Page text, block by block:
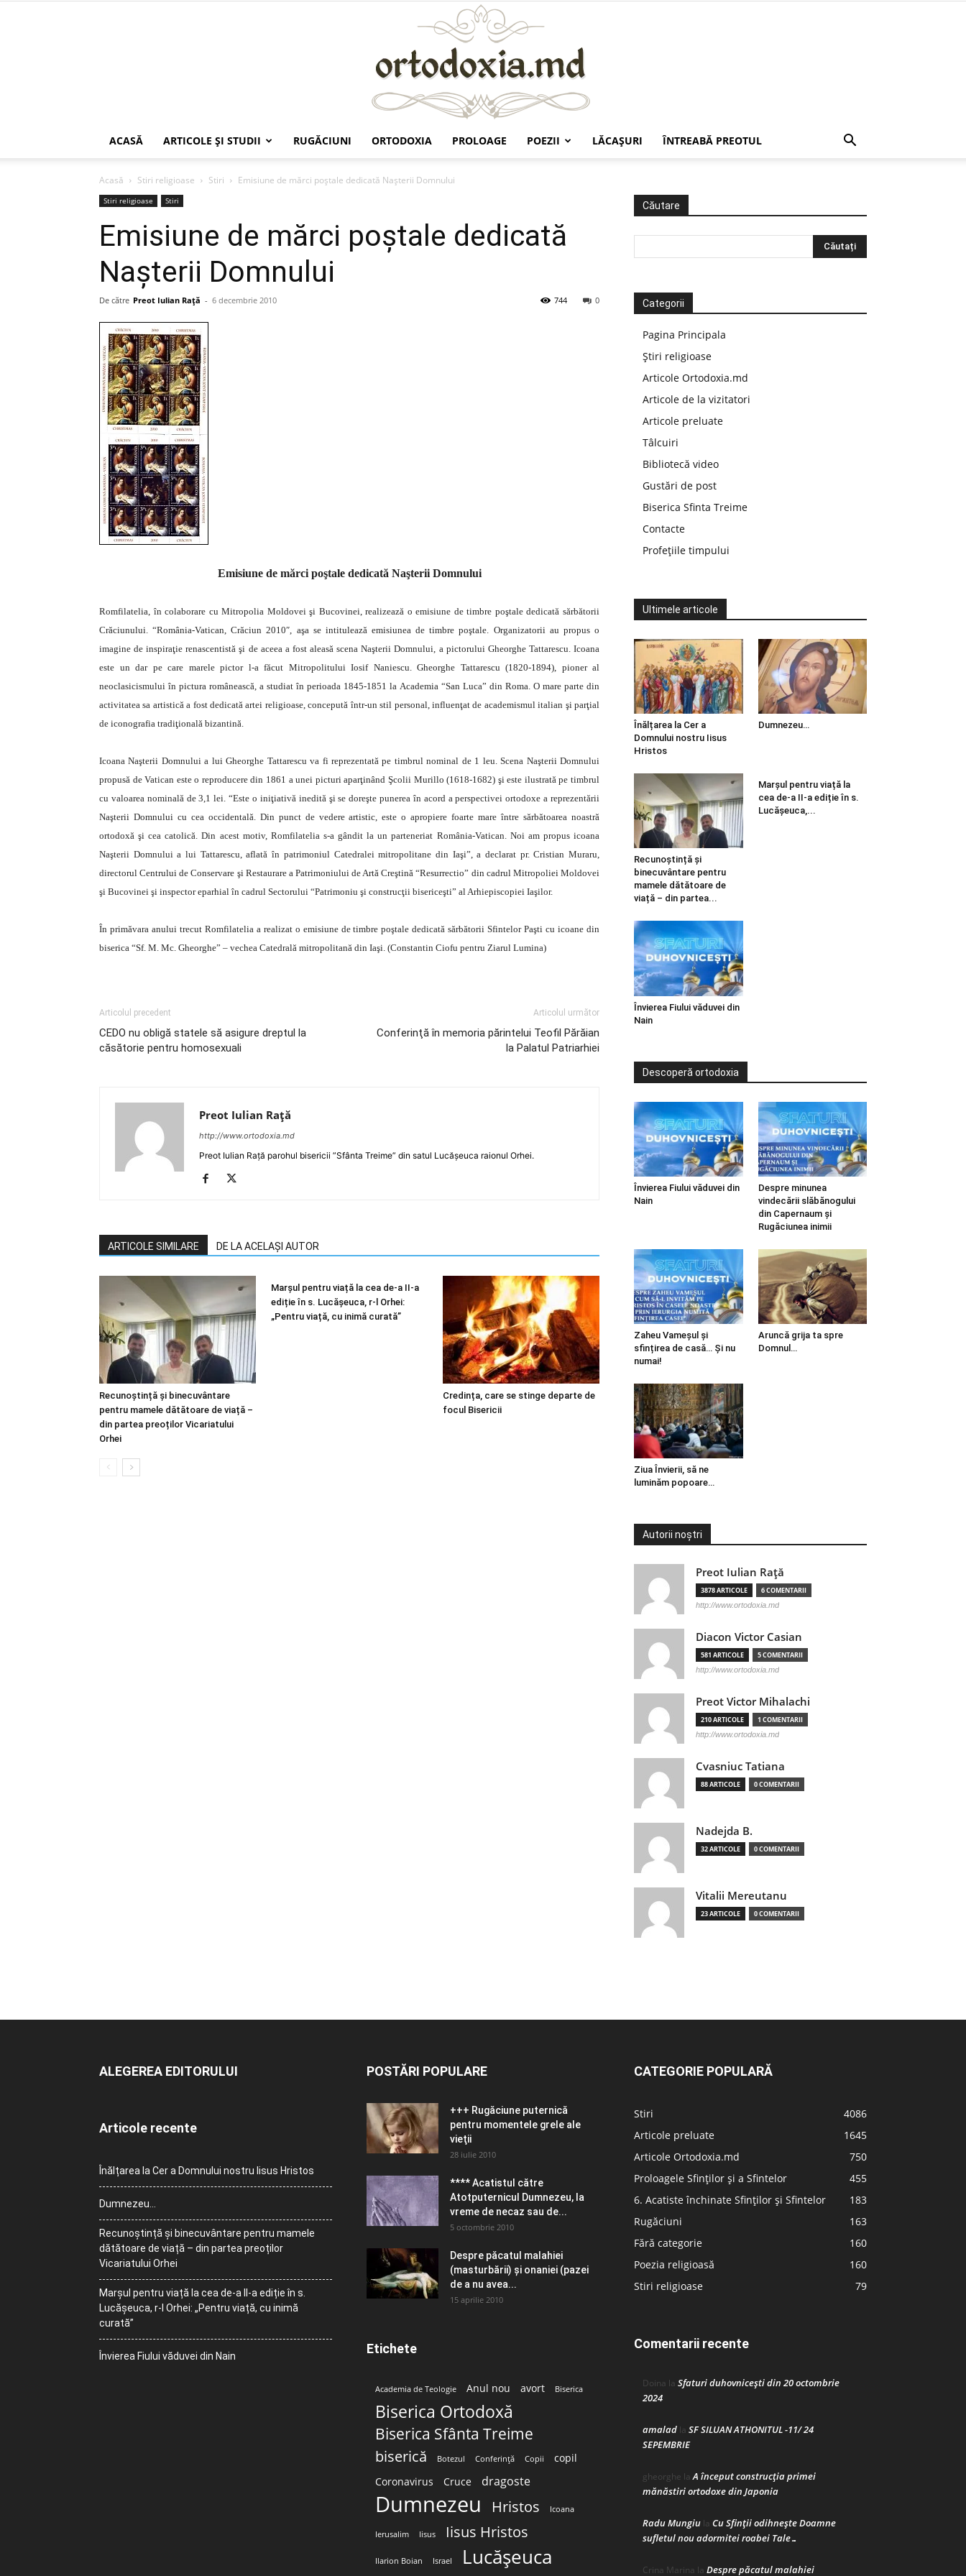
ACASĂ ARTICOLE ŞI STUDII RUGĂCIUNI ORTODOXIA PROLOAGE POEZII LĂCAŞURI ÎNTREABĂ PREOTUL
Acasă Stiri religioase Stiri Emisiune de mărci poştale dedicată Naşterii Domnului
Stiri religioase Stiri
Emisiune de mărci poştale dedicată
Naşterii Domnului
De către Preot Iulian Raţă - 6 decembrie 2010 0
744
Emisiune de mărci poştale dedicată Naşterii Domnului
Romfilatelia, în colaborare cu Mitropolia Moldovei şi Bucovinei, realizează o emisiune de timbre poştale dedicată sărbătorii
Crăciunului. “România-Vatican, Crăciun 2010″, aşa se intitulează emisiunea de timbre poştale. Organizatorii au propus o
imagine de inspiraţie renascentistă şi de aceea a fost aleasă scena Naşterii Domnului, a pictorului Gheorghe Tattarescu. Icoana
este un dar pe care marele pictor l-a făcut Mitropolitului Iosif Naniescu. Gheorghe Tattarescu (1820-1894), pioner al
neoclasicismului în pictura românească, a studiat în perioada 1845-1851 la Academia “San Luca” din Roma. O mare parte din
activitatea sa artistică a fost dedicată artei religioase, concepută într-un stil personal, influenţat de academismul italian şi parţial
de iconografia tradiţională bizantină.
Icoana Naşterii Domnului a lui Gheorghe Tattarescu va fi reprezentată pe timbrul nominal de 1 leu. Scena Naşterii Domnului
propusă de Vatican este o reproducere din 1861 a unei picturi aparţinând Şcolii Murillo (1618-1682) şi este ilustrată pe timbrul
cu valoarea nominală de 3,1 lei. “Este o iniţiativă inedită şi se doreşte punerea în acord a perspectivei ortodoxe a reprezentării
Naşterii Domnului cu cea occidentală. Din punct de vedere artistic, este o apropiere foarte mare între sărbătoarea noastră
ortodoxă şi cea catolică. Din acest motiv, Romfilatelia s-a gândit la un parteneriat România-Vatican. Noi am propus icoana
Naşterii Domnului a lui Tattarescu, aflată în patrimoniul Catedralei mitropolitane din Iaşi”, a declarat pr. Cristian Muraru,
directorul Centrului de Conservare şi Restaurare a Patrimoniului de Artă Creştină “Resurrectio” din cadrul Mitropoliei Moldovei
şi Bucovinei şi inspector eparhial în cadrul Sectorului “Patrimoniu şi construcţii bisericeşti” al Arhiepiscopiei Iaşilor.
În primăvara anului trecut Romfilatelia a realizat o emisiune de timbre poştale dedicată sărbătorii Sfintelor Paşti cu icoane din
biserica “Sf. M. Mc. Gheorghe” – vechea Catedrală mitropolitană din Iaşi. (Constantin Ciofu pentru Ziarul Lumina)
Articolul precedent
CEDO nu obligă statele să asigure dreptul la
căsătorie pentru homosexuali
Articolul următor
Conferinţă în memoria părintelui Teofil Părăian
la Palatul Patriarhiei
Preot Iulian Raţă
http://www.ortodoxia.md
Preot Iulian Rață parohul bisericii ”Sfânta Treime” din satul Lucășeuca raionul Orhei.
ARTICOLE SIMILARE DE LA ACELAȘI AUTOR
Recunoștință și binecuvântare
pentru mamele dătătoare de viață –
din partea preoților Vicariatului
Orhei
Marșul pentru viață la cea de-a II-a
ediție în s. Lucășeuca, r-l Orhei:
„Pentru viață, cu inimă curată”
Credința, care se stinge departe de
focul Bisericii
Căutare
Categorii
Pagina Principala
Știri religioase
Articole Ortodoxia.md
Articole de la vizitatori
Articole preluate
Tâlcuiri
Bibliotecă video
Gustări de post
Biserica Sfinta Treime
Contacte
Profețiile timpului
Ultimele articole
Înălțarea la Cer a
Domnului nostru Iisus
Hristos
Dumnezeu…
Recunoștință și
binecuvântare pentru
mamele dătătoare de
viață – din partea...
Marșul pentru viață la
cea de-a II-a ediție în s.
Lucășeuca,...
Învierea Fiului văduvei din
Nain
Descoperă ortodoxia
Învierea Fiului văduvei din
Nain
Despre minunea
vindecării slăbănogului
din Capernaum și
Rugăciunea inimii
Zaheu Vameșul și
sfințirea de casă… Și nu
numai!
Aruncă grija ta spre
Domnul…
Ziua Învierii, să ne
luminăm popoare…
Autorii noștri
Preot Iulian Raţă
3878 ARTICOLE 6 COMENTARII
http://www.ortodoxia.md
Diacon Victor Casian
581 ARTICOLE 5 COMENTARII
http://www.ortodoxia.md
Preot Victor Mihalachi
210 ARTICOLE 1 COMENTARII
http://www.ortodoxia.md
Cvasniuc Tatiana
88 ARTICOLE 0 COMENTARII
Nadejda B.
32 ARTICOLE 0 COMENTARII
Vitalii Mereutanu
23 ARTICOLE 0 COMENTARII
ALEGEREA EDITORULUI
Articole recente
Înălțarea la Cer a Domnului nostru Iisus Hristos
Dumnezeu…
Recunoștință și binecuvântare pentru mamele
dătătoare de viață – din partea preoților
Vicariatului Orhei
Marșul pentru viață la cea de-a II-a ediție în s.
Lucășeuca, r-l Orhei: „Pentru viață, cu inimă
curată”
Învierea Fiului văduvei din Nain
POSTĂRI POPULARE
+++ Rugăciune puternică
pentru momentele grele ale
vieţii
28 iulie 2010
**** Acatistul către
Atotputernicul Dumnezeu, la
vreme de necaz sau de...
5 octombrie 2010
Despre păcatul malahiei
(masturbării) şi onaniei (pazei
de a nu avea...
15 aprilie 2010
Etichete
Academia de Teologie Anul nou avort Biserica
Biserica Ortodoxă
Biserica Sfânta Treime
biserică Botezul Conferință Copii
copil
Coronavirus
Cruce dragoste
Dumnezeu Hristos Icoana
Ierusalim Iisus Iisus Hristos
Ilarion Boian Israel Lucășeuca
CATEGORIE POPULARĂ
Stiri
4086
Articole preluate
1645
Articole Ortodoxia.md
750
Proloagele Sfinților și a Sfintelor
455
6. Acatiste închinate Sfinților și Sfintelor
183
Rugăciuni
163
Fără categorie
160
Poezia religioasă
160
Stiri religioase
79
Comentarii recente
Doina la Sfaturi duhovnicești din 20 octombrie
2024
amalad la SF SILUAN ATHONITUL -11/ 24
SEPEMBRIE
gheorghe laA început construcţia primei
mănăstiri ortodoxe din Japonia
Radu Mungiu la Cu Sfinții odihnește Doamne
sufletul nou adormitei roabei Tale…
Crina Marina la Despre păcatul malahiei